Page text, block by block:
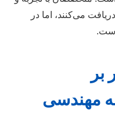
می‌کنند، اما در
مهندسی